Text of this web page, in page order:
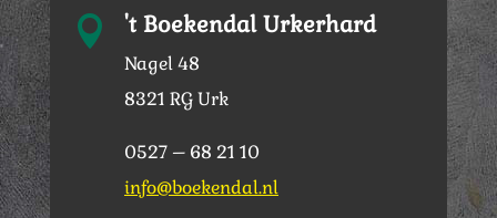
 't Boekendal Urkerhard
Nagel 48
8321 RG Urk
0527 – 68 21 10
info@boekendal.nl